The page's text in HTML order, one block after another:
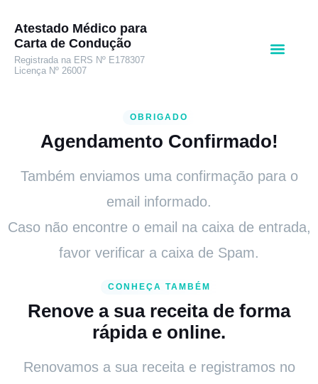
Atestado Médico para
Carta de Condução
Registrada na ERS Nº E178307
Licença Nº 26007
OBRIGADO
Agendamento Confirmado!
Também enviamos uma confirmação para o
email informado.
Caso não encontre o email na caixa de entrada,
favor verificar a caixa de Spam.
CONHEÇA TAMBÉM
Renove a sua receita de forma
rápida e online.
Renovamos a sua receita e registramos no